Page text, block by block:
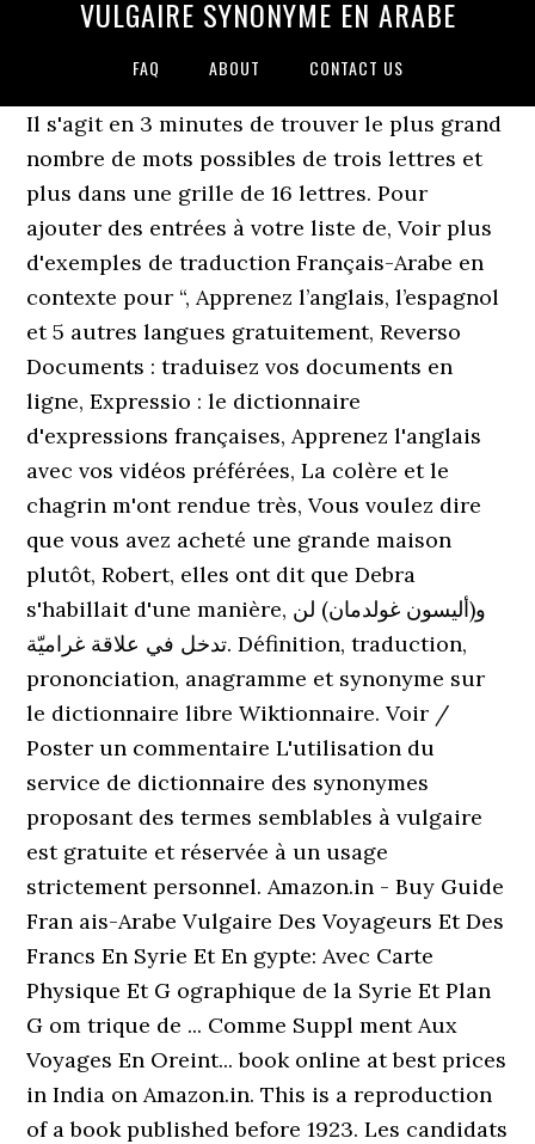
VULGAIRE SYNONYME EN ARABE
FAQ ABOUT CONTACT US
Il s'agit en 3 minutes de trouver le plus grand
nombre de mots possibles de trois lettres et
plus dans une grille de 16 lettres. Pour
ajouter des entrées à votre liste de, Voir plus
d'exemples de traduction Français-Arabe en
contexte pour “, Apprenez l’anglais, l’espagnol
et 5 autres langues gratuitement, Reverso
Documents : traduisez vos documents en
ligne, Expressio : le dictionnaire
d'expressions françaises, Apprenez l'anglais
avec vos vidéos préférées, La colère et le
chagrin m'ont rendue très, Vous voulez dire
que vous avez acheté une grande maison
plutôt, Robert, elles ont dit que Debra
s'habillait d'une manière, و(أليسون غولدمان) لن
تدخل في علاقة غراميّة. Définition, traduction,
prononciation, anagramme et synonyme sur
le dictionnaire libre Wiktionnaire. Voir /
Poster un commentaire L'utilisation du
service de dictionnaire des synonymes
proposant des termes semblables à vulgaire
est gratuite et réservée à un usage
strictement personnel. Amazon.in - Buy Guide
Fran ais-Arabe Vulgaire Des Voyageurs Et Des
Francs En Syrie Et En gypte: Avec Carte
Physique Et G ographique de la Syrie Et Plan
G om trique de ... Comme Suppl ment Aux
Voyages En Oreint... book online at best prices
in India on Amazon.in. This is a reproduction
of a book published before 1923. Les candidats